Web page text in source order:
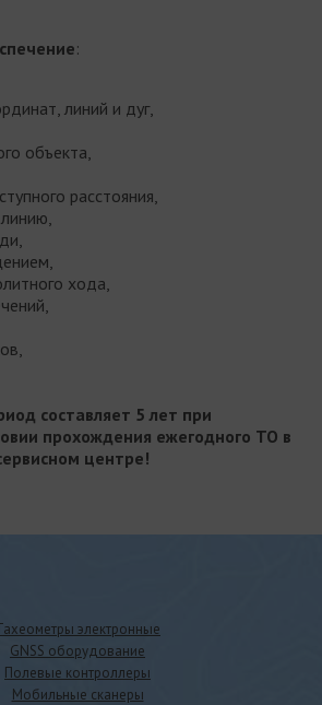
:
линий и дуг,
объекта,
расстояния,
хода,
составляет 5 лет при
прохождения ежегодного ТО в
центре!
электронные
GNSS оборудование
Полевые контроллеры
Мобильные сканеры